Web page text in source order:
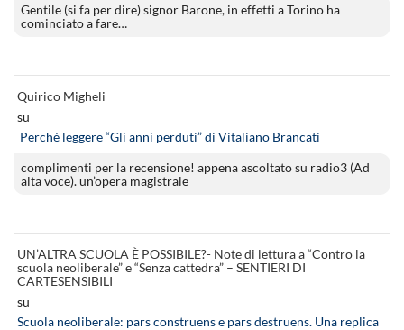
Gentile (si fa per dire) signor Barone, in effetti a Torino ha
cominciato a fare…
Quirico Migheli
su
Perché leggere “Gli anni perduti” di Vitaliano Brancati
complimenti per la recensione! appena ascoltato su radio3 (Ad
alta voce). un’opera magistrale
UN’ALTRA SCUOLA È POSSIBILE?- Note di lettura a “Contro la
scuola neoliberale” e “Senza cattedra” – SENTIERI DI
CARTESENSIBILI
su
Scuola neoliberale: pars construens e pars destruens. Una replica